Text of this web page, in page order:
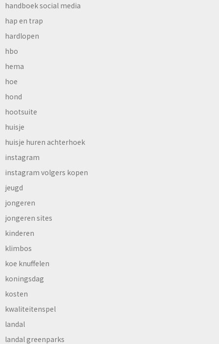
handboek social media
hap en trap
hardlopen
hbo
hema
hoe
hond
hootsuite
huisje
huisje huren achterhoek
instagram
instagram volgers kopen
jeugd
jongeren
jongeren sites
kinderen
klimbos
koe knuffelen
koningsdag
kosten
kwaliteitenspel
landal
landal greenparks